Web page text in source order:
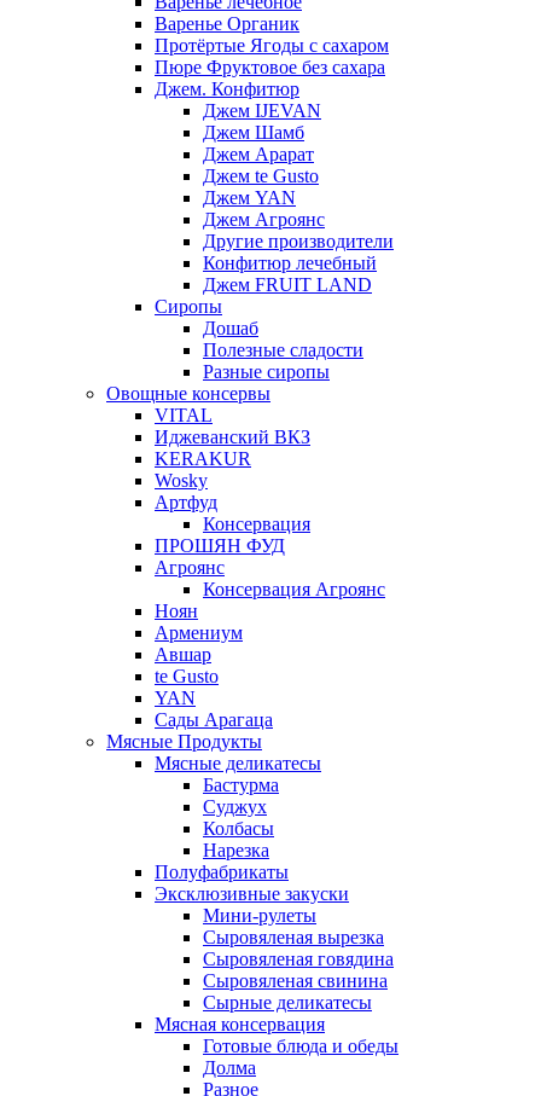
Варенье Органик
Протёртые Ягоды с сахаром
Пюре Фруктовое без сахара
Джем. Конфитюр
Джем IJEVAN
Джем Шамб
Джем Арарат
Джем te Gusto
Джем YAN
Джем Агроянс
Другие производители
Конфитюр лечебный
Джем FRUIT LAND
Сиропы
Дошаб
Полезные сладости
Разные сиропы
Овощные консервы
VITAL
Иджеванский ВКЗ
KERAKUR
Wosky
Артфуд
Консервация
ПРОШЯН ФУД
Агроянс
Консервация Агроянс
Ноян
Армениум
Авшар
te Gusto
YAN
Сады Арагаца
Мясные Продукты
Мясные деликатесы
Бастурма
Суджух
Колбасы
Нарезка
Полуфабрикаты
Эксклюзивные закуски
Мини-рулеты
Сыровяленая вырезка
Сыровяленая говядина
Сыровяленая свинина
Сырные деликатесы
Мясная консервация
Готовые блюда и обеды
Долма
Разное